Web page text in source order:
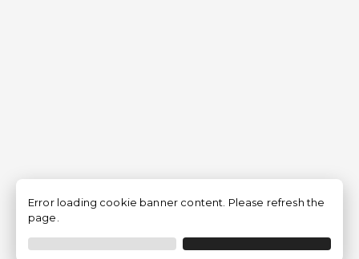
Filtrer
Error loading cookie banner content. Please refresh the
page.